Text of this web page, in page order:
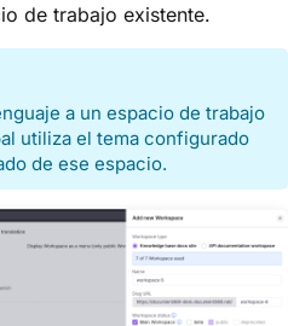
de trabajo existente.
a un espacio de trabajo
utiliza el tema configurado
de ese espacio.